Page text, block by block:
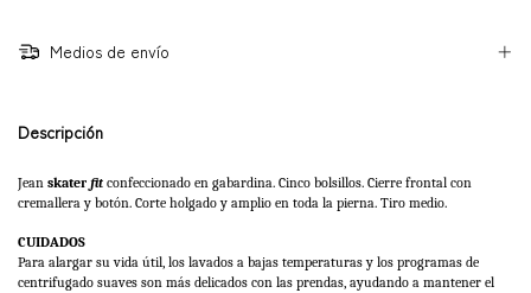
Medios de envío
Descripción
Jean skater fit confeccionado en gabardina. Cinco bolsillos. Cierre frontal con
cremallera y botón. Corte holgado y amplio en toda la pierna. Tiro medio.
CUIDADOS
Para alargar su vida útil, los lavados a bajas temperaturas y los programas de
centrifugado suaves son más delicados con las prendas, ayudando a mantener el